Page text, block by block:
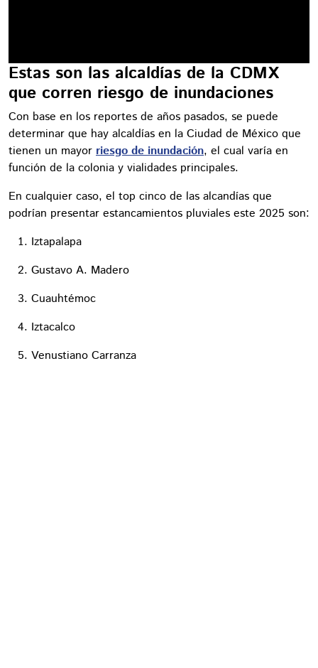
Estas son las alcaldías de la CDMX
que corren riesgo de inundaciones
Con base en los reportes de años pasados, se puede
determinar que hay alcaldías en la Ciudad de México que
tienen un mayor riesgo de inundación, el cual varía en
función de la colonia y vialidades principales.
En cualquier caso, el top cinco de las alcandías que
podrían presentar estancamientos pluviales este 2025 son:
Iztapalapa
Gustavo A. Madero
Cuauhtémoc
Iztacalco
Venustiano Carranza